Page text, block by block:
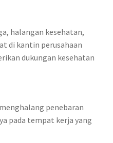
halangan kesehatan,
di kantin perusahaan
dukungan kesehatan
penebaran
pada tempat kerja yang